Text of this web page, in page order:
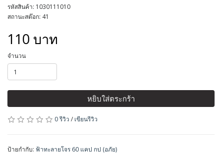
รหัสสินค้า: 1030111010
สถานะสต๊อก: 41
110 บาท
จำนวน
หยิบใส่ตระกร้า
0 รีวิว / เขียนรีวิว
ป้ายกำกับ: ฟ้าทะลายโจร 60 แคป กป (อภัย)